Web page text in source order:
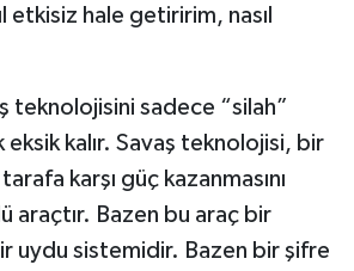
etkisiz hale getiririm, nasıl
teknolojisini sadece “silah”
eksik kalır. Savaş teknolojisi, bir
karşı güç kazanmasını
araçtır. Bazen bu araç bir
uydu sistemidir. Bazen bir şifre